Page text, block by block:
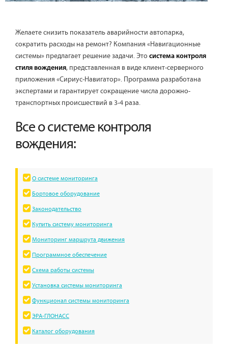
Желаете снизить показатель аварийности автопарка,
сократить расходы на ремонт? Компания «Навигационные
системы» предлагает решение задачи. Это система контроля
стиля вождения, представленная в виде клиент-серверного
приложения «Сириус-Навигатор». Программа разработана
экспертами и гарантирует сокращение числа дорожно-
транспортных происшествий в 3-4 раза.
Все о системе контроля
вождения:
О системе мониторинга
Бортовое оборудование
Законодательство
Купить систему мониторинга
Мониторинг маршрута движения
Программное обеспечение
Схема работы системы
Установка системы мониторинга
Функционал системы мониторинга
ЭРА-ГЛОНАСС
Каталог оборудования